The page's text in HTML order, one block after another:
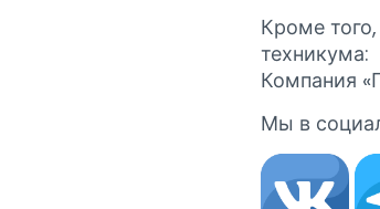
Кроме
техникума:
Компания
Мы в